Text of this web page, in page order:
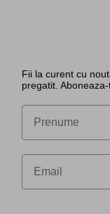
Fii la curent cu
pregatit.